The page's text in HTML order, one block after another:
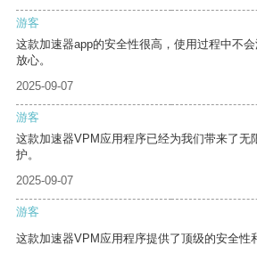
游客
这款加速器app的安全性很高，使用过程中不
放心。
2025-09-07
游客
这款加速器VPM应用程序已经为我们带来了无
护。
2025-09-07
游客
这款加速器VPM应用程序提供了顶级的安全性